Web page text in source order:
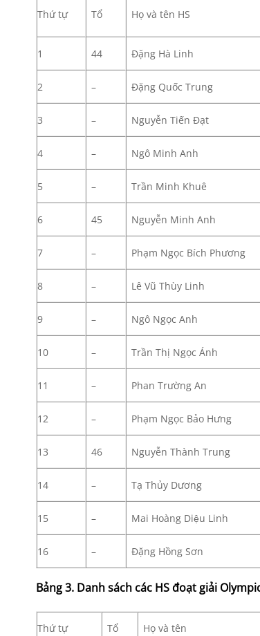
Thứ tự Tổ Họ và tên HS
1 44 Đặng Hà Linh
2 – Đặng Quốc Trung
3 – Nguyễn Tiến Đạt
4 – Ngô Minh Anh
5 – Trần Minh Khuê
6 45 Nguyễn Minh Anh
7 – Phạm Ngọc Bích Phương
8 – Lê Vũ Thùy Linh
9 – Ngô Ngọc Anh
10 – Trần Thị Ngọc Ánh
11 – Phan Trường An
12 – Phạm Ngọc Bảo Hưng
13 46 Nguyễn Thành Trung
14 – Tạ Thủy Dương
15 – Mai Hoàng Diệu Linh
16 – Đặng Hồng Sơn
Bảng 3. Danh sách các HS đoạt giải
Thứ tự Tổ Họ và tên